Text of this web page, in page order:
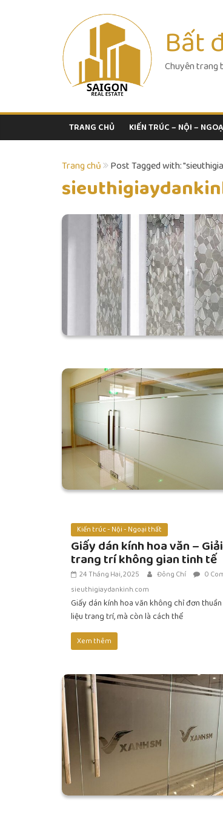
Bất
Chuyên trang
TRANG CHỦ KIẾN TRÚC – NỘI –
Trang chủ Post Tagged with:
Kiến trúc - Nội - Ngoại thất
Giấy dán kính hoa văn –
trang trí không gian tinh tế
24 Tháng Hai, 2025 Đông Chí
0
sieuthigiaydankinh.com
Giấy dán kính hoa văn không chỉ đơn
liệu trang trí, mà còn là cách thể
Xem thêm